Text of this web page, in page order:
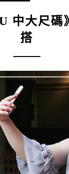
中大尺碼
搭